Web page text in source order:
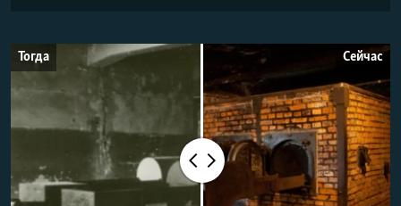
Тогда Сейчас